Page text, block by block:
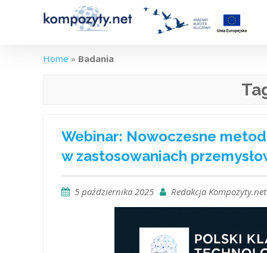
Home » Badania
Webinar: Nowoczesne
w zastosowaniach
5 października 2025 Redakcja Kompozyty.net